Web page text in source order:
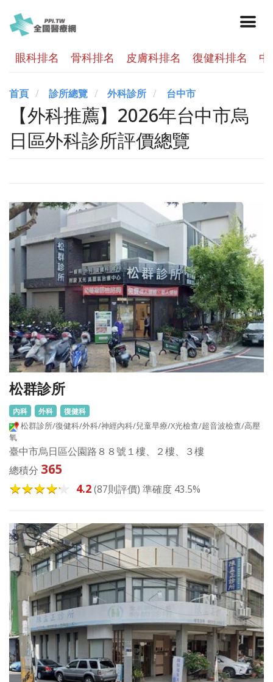
眼科排名 骨科排名 皮膚科排名 復健科排名
首頁 診所總覽 外科診所 台中市
【外科推薦】2026年台中市烏
日區外科診所評價總覽
松群診所
內科 外科 復健科
松群診所/復健科/外科/神經內科/兒童早療/X光檢查/超音波檢查/高壓
氧
臺中市烏日區公園路８８號１樓、２樓、３樓
總積分 365
4.2(87則評價) 準確度 43.5%